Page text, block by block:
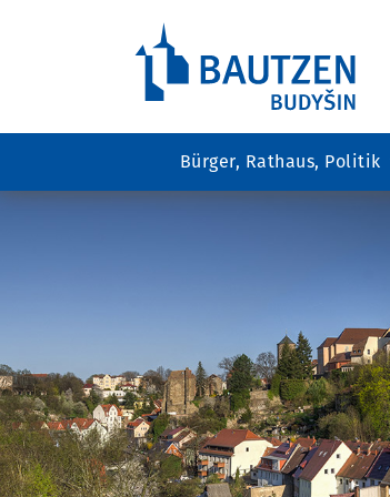
Hauptregion
Bürger, Rathaus, Politik